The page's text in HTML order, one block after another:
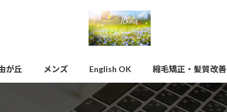
が丘 メンズ English OK 縮毛矯正・髪質改善